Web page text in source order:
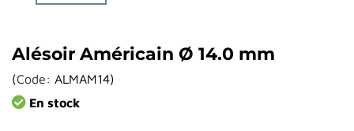
Alésoir Américain Ø 14.0 mm
(Code: ALMAM14)
En stock